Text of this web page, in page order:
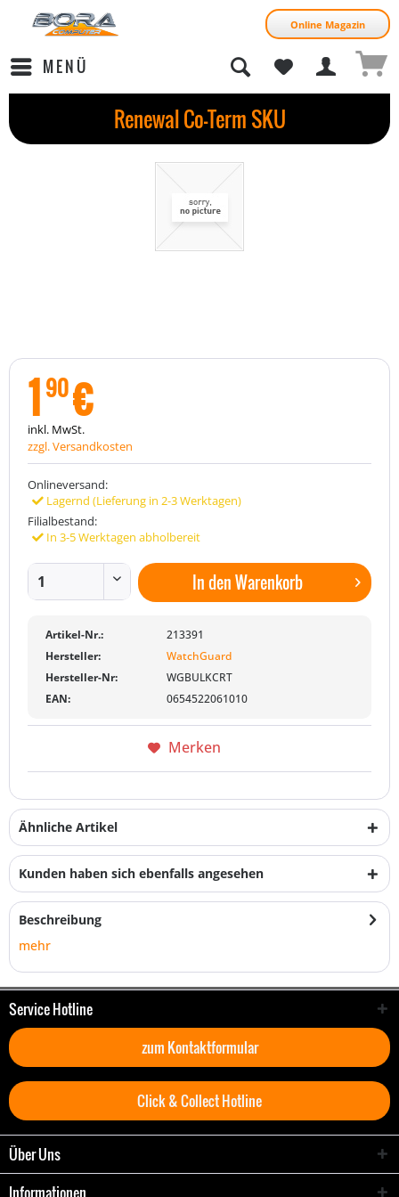
Online Magazin
MENÜ
Renewal Co-Term SKU
1 90€
inkl. MwSt.
zzgl. Versandkosten
Onlineversand:
Lagernd (Lieferung in 2-3 Werktagen)
Filialbestand:
In 3-5 Werktagen abholbereit
In denWarenkorb
Artikel-Nr.:
213391
Hersteller:
WatchGuard
Hersteller-Nr:
WGBULKCRT
EAN:
0654522061010
Merken
Ähnliche Artikel
Kunden haben sich ebenfalls angesehen
Beschreibung
mehr
Service Hotline
zum Kontaktformular
Click & Collect Hotline
Über Uns
Informationen